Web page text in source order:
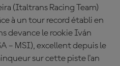
(Italtrans Racing Team)
à un tour record établi en
devance le rookie Iván
– MSI), excellent depuis le
sur cette piste l'an